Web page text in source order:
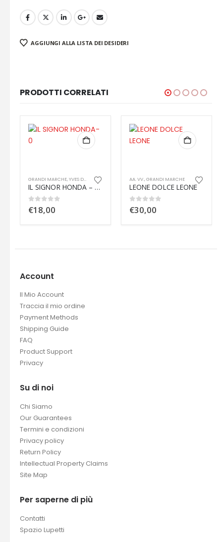
AGGIUNGI ALLA LISTA DEI DESIDERI
PRODOTTI CORRELATI
GRANDI MARCHE,YVES DERISBOURG
IL SIGNOR HONDA – Come si è raccontato a Yves Derisbourg
0out of 5
€18,00
AA. VV.,GRANDI MARCHE
LEONE DOLCE LEONE
0out of 5
€30,00
Account
Il Mio Account
Traccia il mio ordine
Payment Methods
Shipping Guide
FAQ
Product Support
Privacy
Su di noi
Chi Siamo
Our Guarantees
Termini e condizioni
Privacy policy
Return Policy
Intellectual Property Claims
Site Map
Per saperne di più
Contatti
Spazio Lupetti